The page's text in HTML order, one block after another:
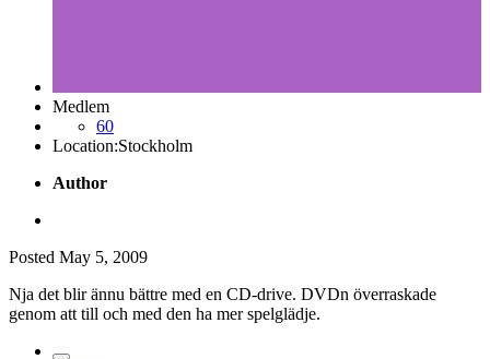
Medlem
60
Location:Stockholm
Author
Posted May 5, 2009
Nja det blir ännu bättre med en CD-drive. DVDn överraskade
genom att till och med den ha mer spelglädje.